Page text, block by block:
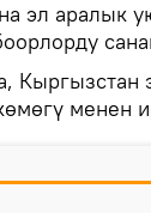
эл аралык
менен